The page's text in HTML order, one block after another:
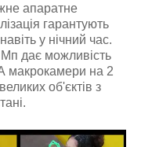
апаратне
гарантують
у нічний час.
дає можливість
макрокамери на 2
об'єктів з